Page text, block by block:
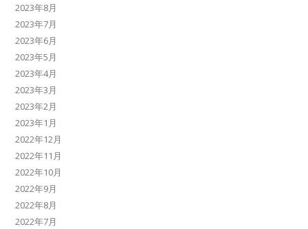
2023年8月
2023年7月
2023年6月
2023年5月
2023年4月
2023年3月
2023年2月
2023年1月
2022年12月
2022年11月
2022年10月
2022年9月
2022年8月
2022年7月